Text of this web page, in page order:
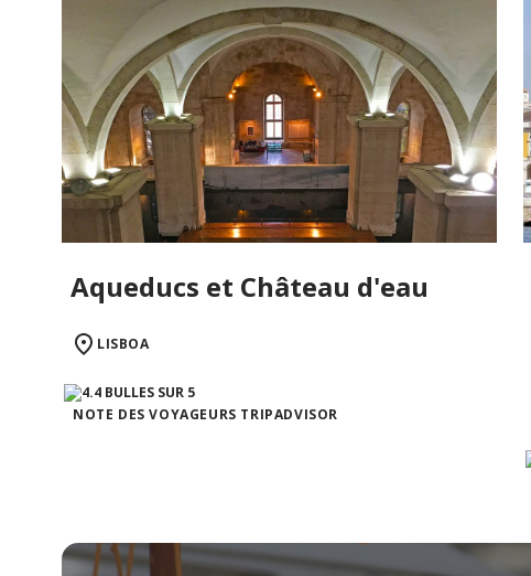
Aqueducs et Château d'eau
LISBOA
NOTE DES VOYAGEURS TRIPADVISOR